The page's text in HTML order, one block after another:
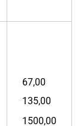
67,00
135,00
1500,00